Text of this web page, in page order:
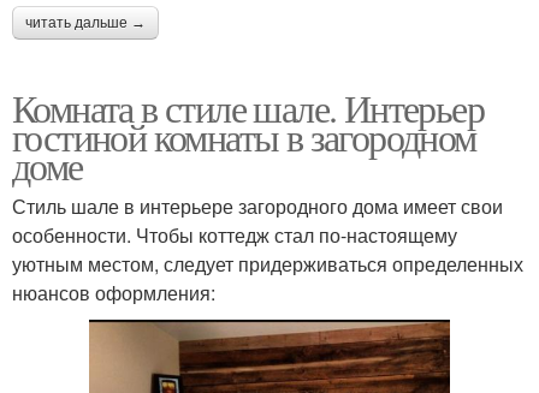
читать дальше →
Комната в стиле шале. Интерьер
гостиной комнаты в загородном
доме
Стиль шале в интерьере загородного дома имеет свои
особенности. Чтобы коттедж стал по-настоящему
уютным местом, следует придерживаться определенных
нюансов оформления: